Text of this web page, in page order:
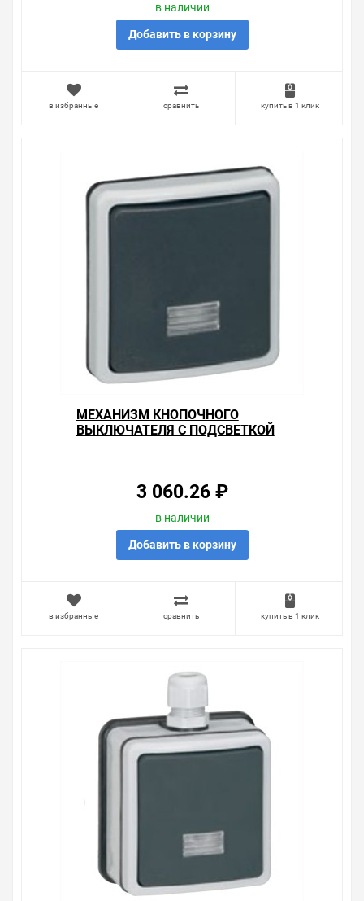
в наличии
Добавить в корзину
в избранные сравнить купить в 1 клик
МЕХАНИЗМ КНОПОЧНОГО
ВЫКЛЮЧАТЕЛЯ С ПОДСВЕТКОЙ
3 060.26 ₽
в наличии
Добавить в корзину
в избранные сравнить купить в 1 клик